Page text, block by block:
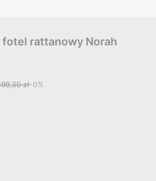
fotel rattanowy Norah
zł-0%